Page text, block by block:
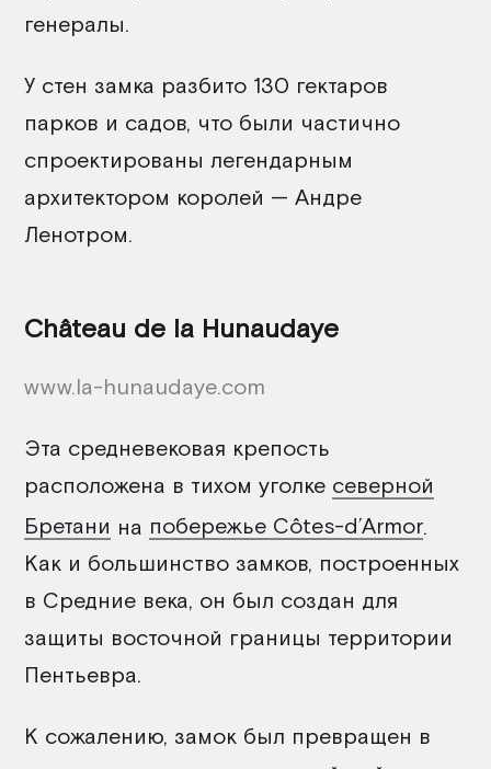
генералы.
У стен замка разбито 130 гектаров
парков и садов, что были частично
спроектированы легендарным
архитектором королей — Андре
Ленотром.
Château de la Hunaudaye
www.la-hunaudaye.com
Эта средневековая крепость
расположена в тихом уголке северной
Бретани на побережье Côtes-d’Armor
Как и большинство замков, построенных
в Средние века, он был создан для
защиты восточной границы территории
Пентьевра.
К сожалению, замок был превращен в